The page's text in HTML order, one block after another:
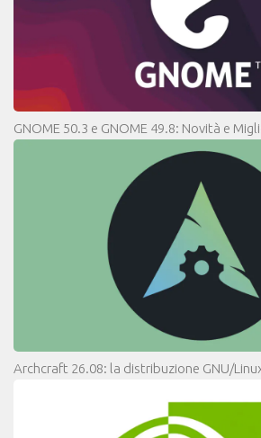
GNOME 50.3 e GNOME 49.8: Novità e
Archcraft 26.08: la distribuzione GNU/